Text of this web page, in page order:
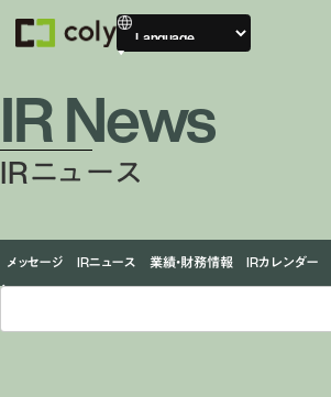
IR News
IRニュース
メッセージ IRニュース 業績・財務情報 IRカレンダー